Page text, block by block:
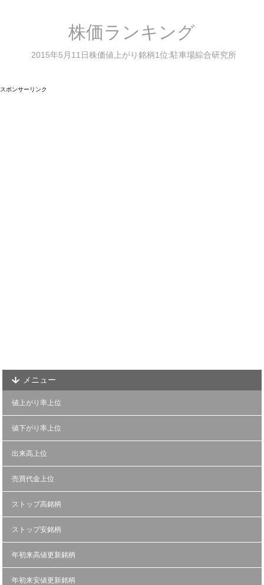
株価ランキング
2015年5月11日株価値上がり銘柄1位:駐車場綜合研究所
スポンサーリンク
メニュー
値上がり率上位
値下がり率上位
出来高上位
売買代金上位
ストップ高銘柄
ストップ安銘柄
年初来高値更新銘柄
年初来安値更新銘柄